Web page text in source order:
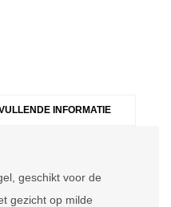
INFORMATIE
geschikt voor de
gezicht op milde